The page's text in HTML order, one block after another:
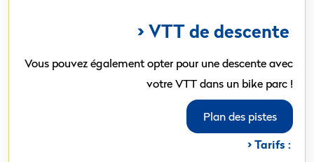
> VTT de descente
Vous pouvez également opter pour une descente avec
votre VTT dans un bike parc !
Plan des pistes
> Tarifs :